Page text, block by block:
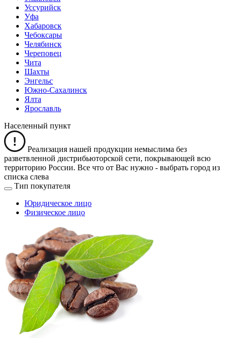
Уссурийск
Уфа
Хабаровск
Чебоксары
Челябинск
Череповец
Чита
Шахты
Энгельс
Южно-Сахалинск
Ялта
Ярославль
Населенный пункт
Реализация нашей продукции немыслима без
разветвленной дистрибьюторской сети, покрывающей всю
территорию России. Все что от Вас нужно - выбрать город из
списка слева
Тип покупателя
Юридическое лицо
Физическое лицо